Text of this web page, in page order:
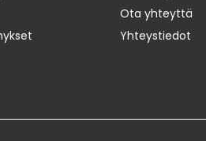
Ota yhteyttä
Yhteystiedot